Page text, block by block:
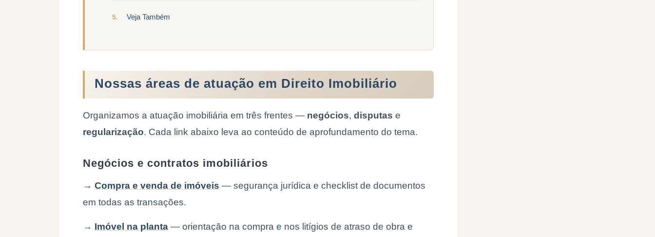
Veja Também
Nossas áreas de atuação em Direito Imobiliário
Organizamos a atuação imobiliária em três frentes — negócios, disputas e
regularização. Cada link abaixo leva ao conteúdo de aprofundamento do tema.
Negócios e contratos imobiliários
→ Compra e venda de imóveis — segurança jurídica e checklist de documentos
em todas as transações.
→ Imóvel na planta — orientação na compra e nos litígios de atraso de obra e